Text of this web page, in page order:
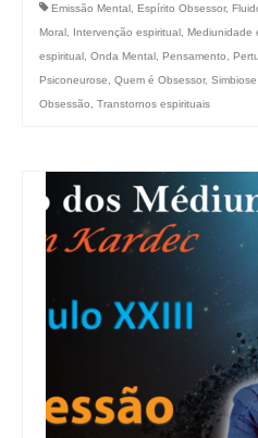
Emissão Mental Espírito Obsessor,
Moral
Intervenção espiritual Mediunidade
espiritual Onda Mental Pensamento
Psiconeurose
Quem é Obsessor,
Obsessão
Transtornos espirituais